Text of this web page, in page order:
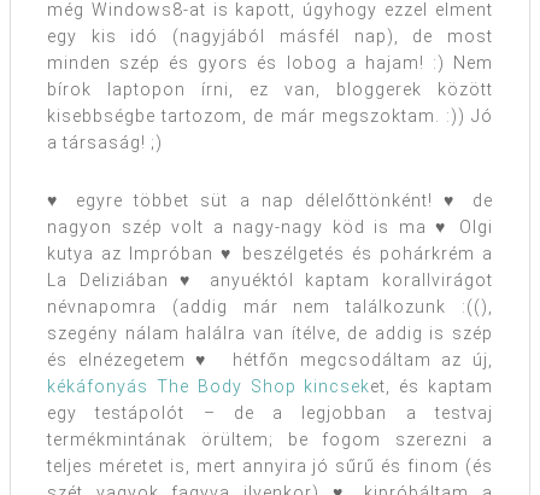
még Windows8-at is kapott, úgyhogy ezzel elment
egy kis idó (nagyjából másfél nap), de most
minden szép és gyors és lobog a hajam! :) Nem
bírok laptopon írni, ez van, bloggerek között
kisebbségbe tartozom, de már megszoktam. :)) Jó
a társaság! ;)
♥ egyre többet süt a nap délelőttönként! ♥ de
nagyon szép volt a nagy-nagy köd is ma ♥ Olgi
kutya az Impróban ♥ beszélgetés és pohárkrém a
La Deliziában ♥ anyuéktól kaptam korallvirágot
névnapomra (addig már nem találkozunk :((),
szegény nálam halálra van ítélve, de addig is szép
és elnézegetem ♥ hétfőn megcsodáltam az új,
kékáfonyás The Body Shop kincseket, és kaptam
egy testápolót – de a legjobban a testvaj
termékmintának örültem; be fogom szerezni a
teljes méretet is, mert annyira jó sűrű és finom (és